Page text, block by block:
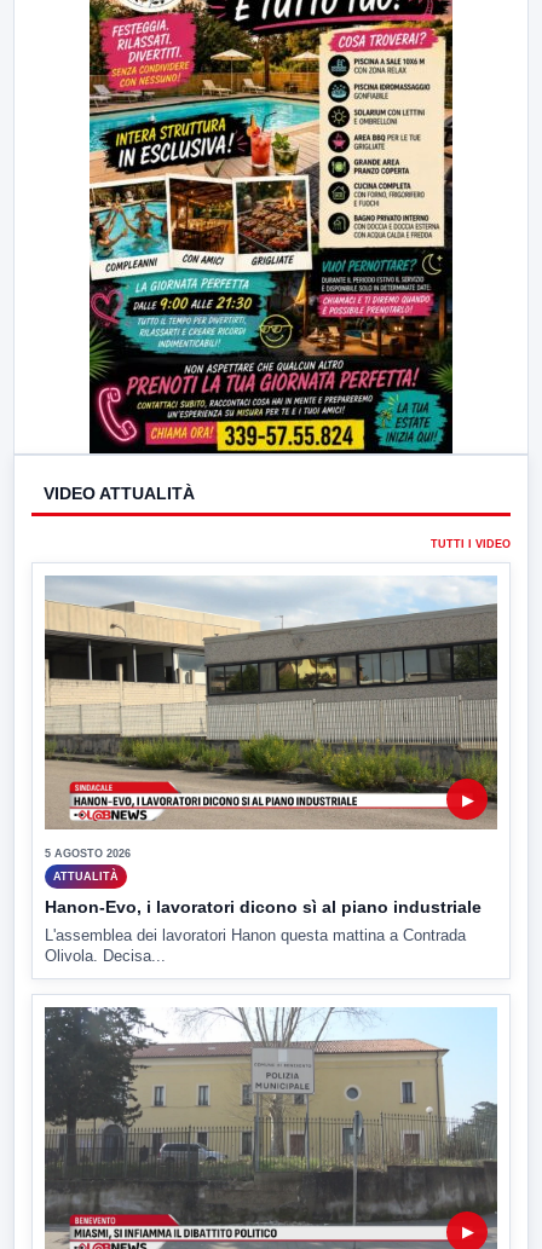
VIDEO ATTUALITÀ
TUTTI I VIDEO
▶
5 AGOSTO 2026
ATTUALITÀ
Hanon-Evo, i lavoratori dicono sì al piano industriale
L'assemblea dei lavoratori Hanon questa mattina a Contrada
Olivola. Decisa...
▶